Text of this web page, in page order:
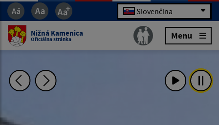
Slovenčina
Nižná Kamenica
Oficiálna stránka Menu